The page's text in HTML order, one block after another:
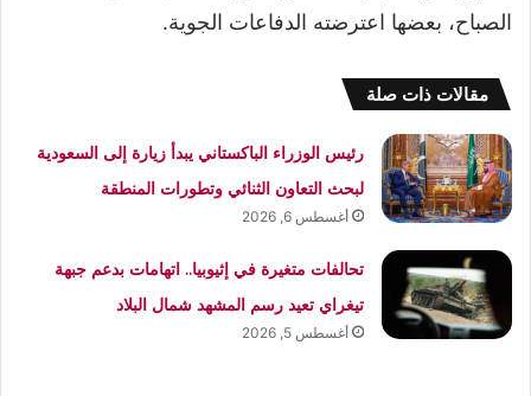
الصباح، بعضها اعترضته الدفاعات الجوية.
مقالات ذات صلة
رئيس الوزراء الباكستاني يبدأ زيارة إلى السعودية
لبحث التعاون الثنائي وتطورات المنطقة
أغسطس 6, 2026
تحالفات متغيرة في إثيوبيا.. اتهامات بدعم جبهة
تيغراي تعيد رسم المشهد شمال البلاد
أغسطس 5, 2026